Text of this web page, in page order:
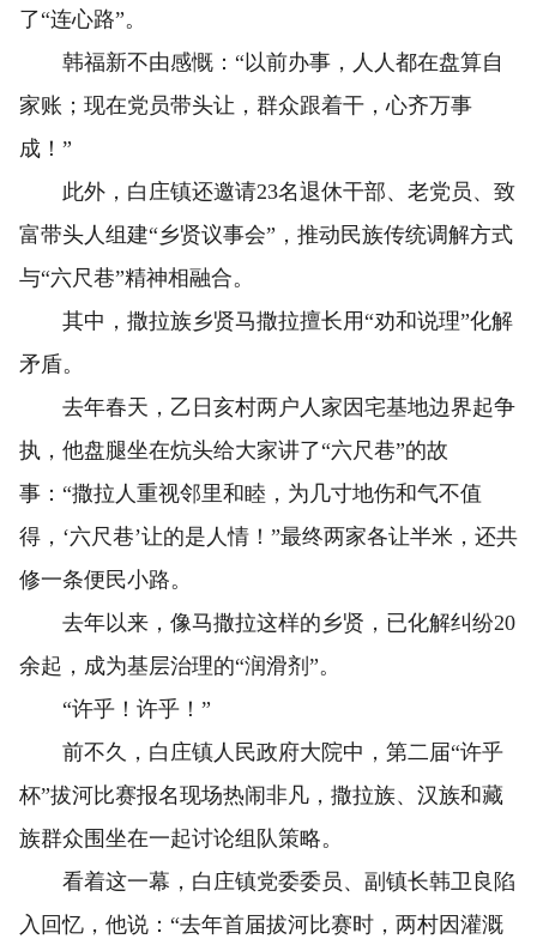
了“连心路”。
韩福新不由感慨：“以前办事，人人都在盘算自
家账；现在党员带头让，群众跟着干，心齐万事
成！”
此外，白庄镇还邀请23名退休干部、老党员、致
富带头人组建“乡贤议事会”，推动民族传统调解方式
与“六尺巷”精神相融合。
其中，撒拉族乡贤马撒拉擅长用“劝和说理”化解
矛盾。
去年春天，乙日亥村两户人家因宅基地边界起争
执，他盘腿坐在炕头给大家讲了“六尺巷”的故
事：“撒拉人重视邻里和睦，为几寸地伤和气不值
得，‘六尺巷’让的是人情！”最终两家各让半米，还共
修一条便民小路。
去年以来，像马撒拉这样的乡贤，已化解纠纷20
余起，成为基层治理的“润滑剂”。
“许乎！许乎！”
前不久，白庄镇人民政府大院中，第二届“许乎
杯”拔河比赛报名现场热闹非凡，撒拉族、汉族和藏
族群众围坐在一起讨论组队策略。
看着这一幕，白庄镇党委委员、副镇长韩卫良陷
入回忆，他说：“去年首届拔河比赛时，两村因灌溉